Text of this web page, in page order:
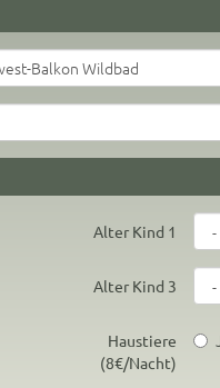
Alter Kind 1
Alter Kind 3
Haustiere
(8€/Nacht)